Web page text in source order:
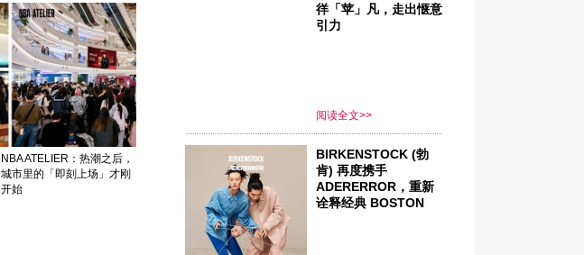
袁姗姗的黑T配上短裙 也是非常显身材。
NBA ATELIER：热潮之后，
城市里的「即刻上场」才刚
开始
徉「苹」凡，走出惬意
引力
阅读全文>>
BIRKENSTOCK (勃
肯) 再度携手
ADERERROR，重新
诠释经典 BOSTON